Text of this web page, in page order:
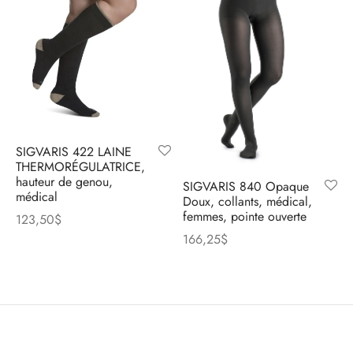
SIGVARIS 422 LAINE
THERMORÉGULATRICE,
hauteur de genou,
médical
123,50$
SIGVARIS 840 Opaque
Doux, collants, médical,
femmes, pointe ouverte
166,25$